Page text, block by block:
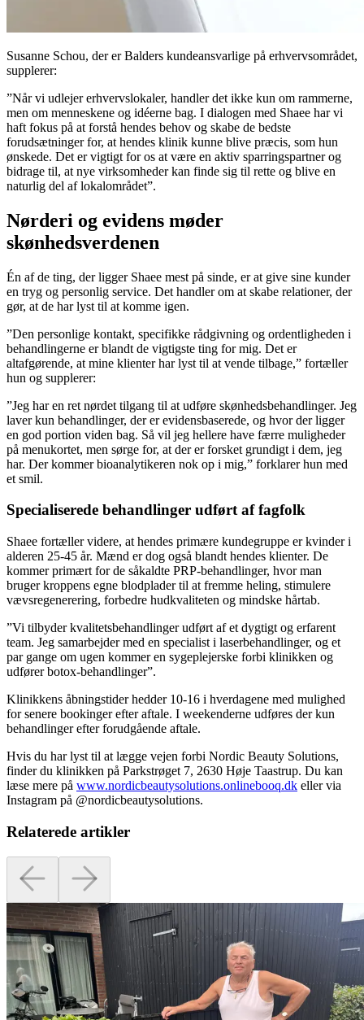
Susanne Schou, der er Balders kundeansvarlige på erhvervsområdet,
supplerer:
”Når vi udlejer erhvervslokaler, handler det ikke kun om rammerne,
men om menneskene og idéerne bag. I dialogen med Shaee har vi
haft fokus på at forstå hendes behov og skabe de bedste
forudsætninger for, at hendes klinik kunne blive præcis, som hun
ønskede. Det er vigtigt for os at være en aktiv sparringspartner og
bidrage til, at nye virksomheder kan finde sig til rette og blive en
naturlig del af lokalområdet”.
Nørderi og evidens møder
skønhedsverdenen
Én af de ting, der ligger Shaee mest på sinde, er at give sine kunder
en tryg og personlig service. Det handler om at skabe relationer, der
gør, at de har lyst til at komme igen.
”Den personlige kontakt, specifikke rådgivning og ordentligheden i
behandlingerne er blandt de vigtigste ting for mig. Det er
altafgørende, at mine klienter har lyst til at vende tilbage,” fortæller
hun og supplerer:
”Jeg har en ret nørdet tilgang til at udføre skønhedsbehandlinger. Jeg
laver kun behandlinger, der er evidensbaserede, og hvor der ligger
en god portion viden bag. Så vil jeg hellere have færre muligheder
på menukortet, men sørge for, at der er forsket grundigt i dem, jeg
har. Der kommer bioanalytikeren nok op i mig,” forklarer hun med
et smil.
Specialiserede behandlinger udført af fagfolk
Shaee fortæller videre, at hendes primære kundegruppe er kvinder i
alderen 25-45 år. Mænd er dog også blandt hendes klienter. De
kommer primært for de såkaldte PRP-behandlinger, hvor man
bruger kroppens egne blodplader til at fremme heling, stimulere
vævsregenerering, forbedre hudkvaliteten og mindske hårtab.
”Vi tilbyder kvalitetsbehandlinger udført af et dygtigt og erfarent
team. Jeg samarbejder med en specialist i laserbehandlinger, og et
par gange om ugen kommer en sygeplejerske forbi klinikken og
udfører botox-behandlinger”.
Klinikkens åbningstider hedder 10-16 i hverdagene med mulighed
for senere bookinger efter aftale. I weekenderne udføres der kun
behandlinger efter forudgående aftale.
Hvis du har lyst til at lægge vejen forbi Nordic Beauty Solutions,
finder du klinikken på Parkstrøget 7, 2630 Høje Taastrup. Du kan
læse mere på www.nordicbeautysolutions.onlinebooq.dk eller via
Instagram på @nordicbeautysolutions.
Relaterede artikler